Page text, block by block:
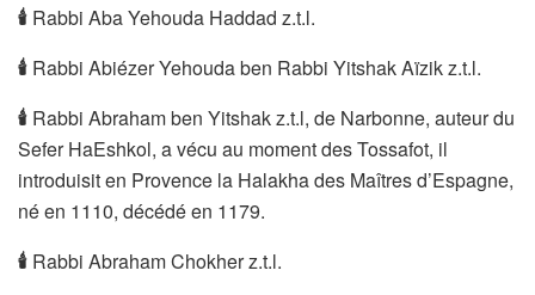
🕯 Rabbi Aba Yehouda Haddad z.t.l.
🕯 Rabbi Abiézer Yehouda ben Rabbi Yitshak Aïzik z.t.l.
🕯 Rabbi Abraham ben Yitshak z.t.l, de Narbonne, auteur du
Sefer HaEshkol, a vécu au moment des Tossafot, il
introduisit en Provence la Halakha des Maîtres d’Espagne,
né en 1110, décédé en 1179.
🕯 Rabbi Abraham Chokher z.t.l.